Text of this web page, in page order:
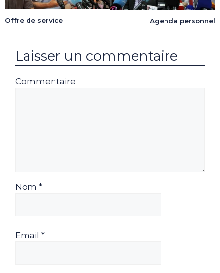
Offre de service Agenda personnel
Laisser un commentaire
Commentaire
Nom *
Email *